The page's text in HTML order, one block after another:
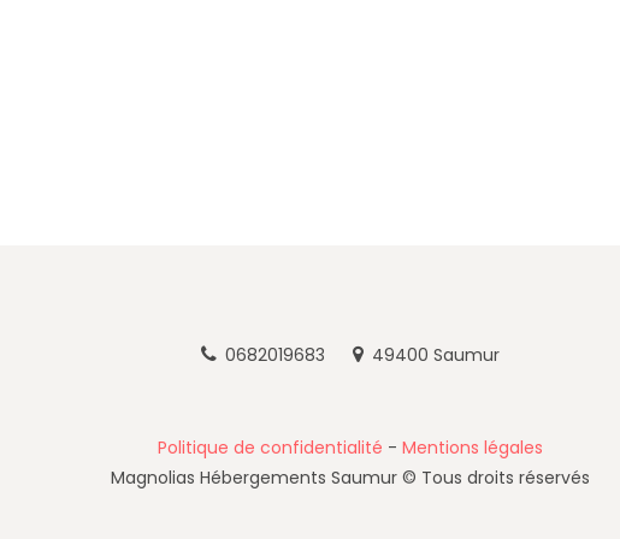
0682019683 49400 Saumur
Politique de confidentialité - Mentions légales
Magnolias Hébergements Saumur © Tous droits réservés